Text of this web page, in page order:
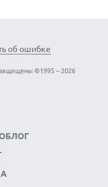
об ошибке
©1995 – 2026